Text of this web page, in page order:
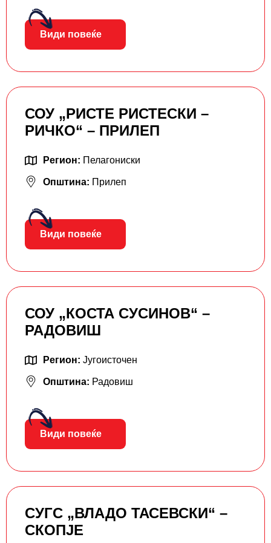
Види повеќе
СОУ „РИСТЕ РИСТЕСКИ –
РИЧКО“ – ПРИЛЕП
Регион: Пелагониски
Општина: Прилеп
Види повеќе
СОУ „КОСТА СУСИНОВ“ –
РАДОВИШ
Регион: Југоисточен
Општина: Радовиш
Види повеќе
СУГС „ВЛАДО ТАСЕВСКИ“ –
СКОПЈЕ